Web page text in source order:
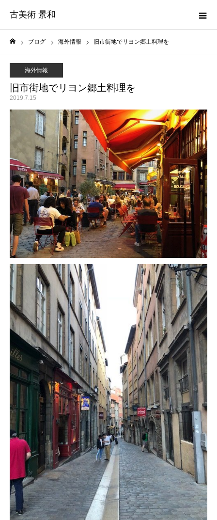
古美術 景和
ブログ 海外情報 旧市街地でリヨン郷土料理を
海外情報
旧市街地でリヨン郷土料理を
2019.7.15